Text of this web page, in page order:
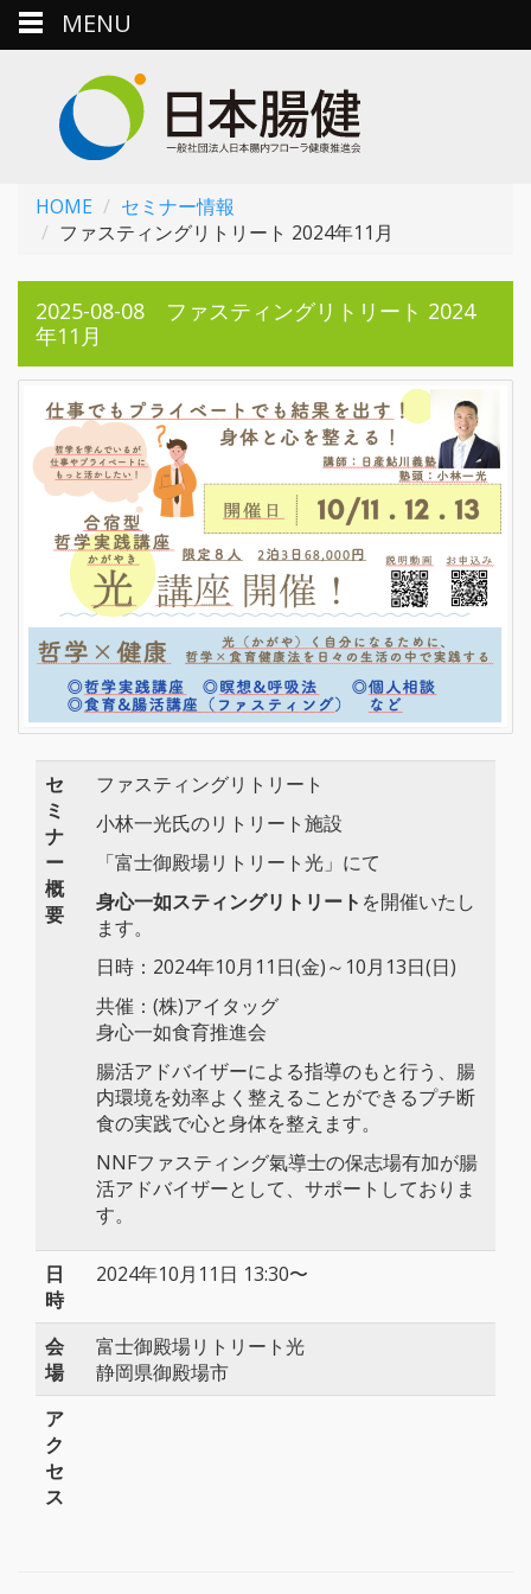
HOME
セミナー情報
ファスティングリトリート 2024年11月
2025-08-08 ファスティングリトリート 2024
年11月
セ
ミ
ナ
ー
概
要
ファスティングリトリート
小林一光氏のリトリート施設
「富士御殿場リトリート光」にて
身心一如スティングリトリート を開催いたし
ます。
日時：2024年10月11日(金)～10月13日(日)
共催：(株)アイタッグ
身心一如食育推進会
腸活アドバイザーによる指導のもと行う、腸
内環境を効率よく整えることができるプチ断
食の実践で心と身体を整えます。
NNFファスティング氣導士の保志場有加が腸
活アドバイザーとして、サポートしておりま
す。
日
時
2024年10月11日 13:30〜
会
場
富士御殿場リトリート光
静岡県御殿場市
ア
ク
セ
ス
MENU